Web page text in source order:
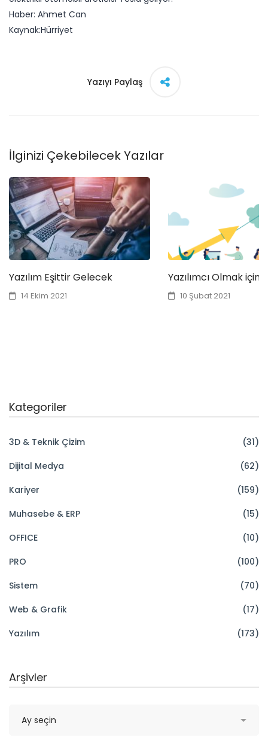
Haber: Ahmet Can
Kaynak:Hürriyet​
Yazıyı Paylaş
İlginizi Çekebilecek Yazılar
Yazılım Eşittir Gelecek
14 Ekim 2021
Yazılımcı Olmak için
10 Şubat 2021
Kategoriler
3D & Teknik Çizim
(31)
Dijital Medya
(62)
Kariyer
(159)
Muhasebe & ERP
(15)
OFFICE
(10)
PRO
(100)
Sistem
(70)
Web & Grafik
(17)
Yazılım
(173)
Arşivler